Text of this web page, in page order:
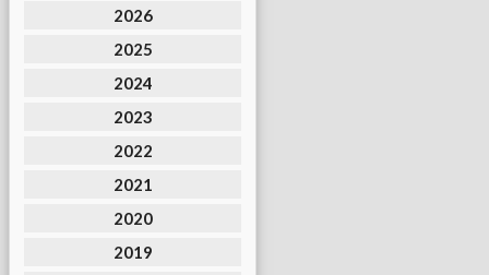
2026
2025
2024
2023
2022
2021
2020
2019